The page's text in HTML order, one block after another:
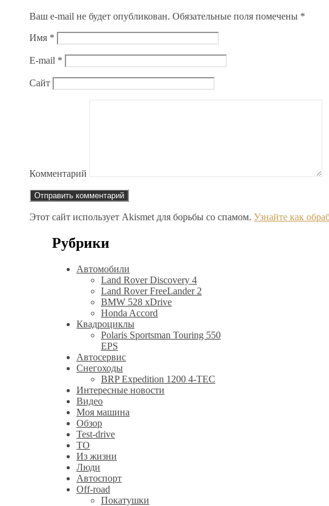
Ваш e-mail не будет опубликован. Обязательные поля помечены *
Имя *
E-mail *
Сайт
Комментарий
Этот сайт использует Akismet для борьбы со спамом. Узнайте как
Рубрики
Автомобили
Land Rover Discovery 4
Land Rover FreeLander 2
BMW 528 xDrive
Honda Accord
Квадроциклы
Polaris Sportsman Touring 550
EPS
Автосервис
Снегоходы
BRP Expedition 1200 4-TEC
Интересные новости
Видео
Моя машина
Обзор
Test-drive
ТО
Из жизни
Люди
Автоспорт
Off-road
Покатушки